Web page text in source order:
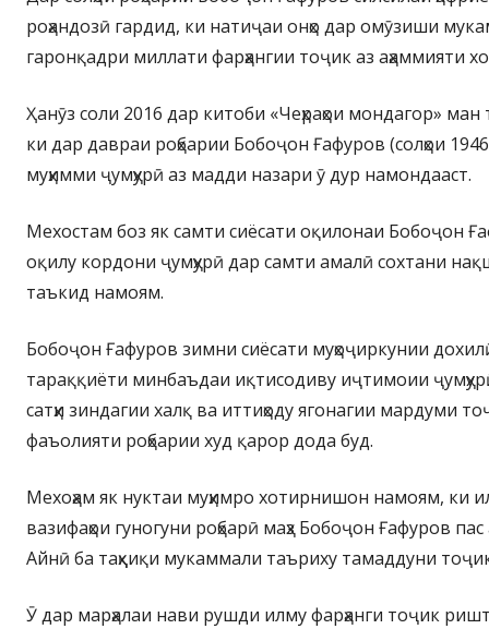
роҳандозӣ гардид, ки натиҷаи онҳо дар омӯзиши
гаронқадри миллати фарҳангии тоҷик аз аҳаммияти
Ҳанӯз соли 2016 дар китоби «Чеҳраҳои мондагор»
ки дар давраи роҳбарии Бобоҷон Ғафуров (солҳои 1946
муҳимми ҷумҳурӣ аз мадди назари ӯ дур намондааст.
Мехостам боз як самти сиёсати оқилонаи Бобоҷон
оқилу кордони ҷумҳурӣ дар самти амалӣ сохтани
таъкид намоям.
Бобоҷон Ғафуров зимни сиёсати муҳоҷиркунии
тараққиёти минбаъдаи иқтисодиву иҷтимоии
сатҳи зиндагии халқ ва иттиҳоду ягонагии мардуми
фаъолияти роҳбарии худ қарор дода буд.
Мехоҳам як нуктаи муҳимро хотирнишон намоям, ки
вазифаҳои гуногуни роҳбарӣ маҳз Бобоҷон Ғафуров
Айнӣ ба таҳқиқи мукаммали таъриху тамаддуни
Ӯ дар марҳалаи нави рушди илму фарҳанги тоҷик